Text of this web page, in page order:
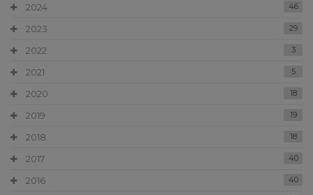
2024 46
2023 29
2022 3
2021 5
2020 18
2019 19
2018 18
2017 40
2016 40